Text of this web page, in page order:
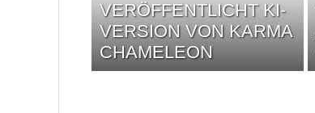
VERÖFFENTLICHT KI-
VERSION VON KARMA
CHAMELEON